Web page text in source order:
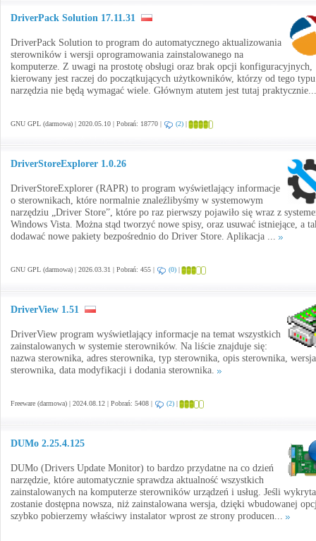
DriverPack Solution 17.11.31
DriverPack Solution to program do automatycznego aktualizowania
sterowników i wersji oprogramowania zainstalowanego na
komputerze. Z uwagi na prostotę obsługi oraz brak opcji konfiguracyjnych,
kierowany jest raczej do początkujących użytkowników, którzy od tego typu
narzędzia nie będą wymagać wiele. Głównym atutem jest tutaj
GNU GPL (darmowa) | 2020.05.10 | Pobrań: 18770 | (2) |
DriverStoreExplorer 1.0.26
DriverStoreExplorer (RAPR) to program wyświetlający informacje
o sterownikach, które normalnie znaleźlibyśmy w systemowym
narzędziu „Driver Store”, które po raz pierwszy pojawiło się wraz z
Windows Vista. Można stąd tworzyć nowe spisy, oraz usuwać istniejące, a
dodawać nowe pakiety bezpośrednio do Driver Store. Aplikacja ...
GNU GPL (darmowa) | 2026.03.31 | Pobrań: 455 | (0) |
DriverView 1.51
DriverView program wyświetlający informacje na temat wszystkich
zainstalowanych w systemie sterowników. Na liście znajduje się:
nazwa sterownika, adres sterownika, typ sterownika, opis sterownika, wersja
sterownika, data modyfikacji i dodania sterownika.
Freeware (darmowa) | 2024.08.12 | Pobrań: 5408 | (2) |
DUMo 2.25.4.125
DUMo (Drivers Update Monitor) to bardzo przydatne na co dzień
narzędzie, które automatycznie sprawdza aktualność wszystkich
zainstalowanych na komputerze sterowników urządzeń i usług. Jeśli wykryta
zostanie dostępna nowsza, niż zainstalowana wersja, dzięki wbudowanej
szybko pobierzemy właściwy instalator wprost ze strony producen...